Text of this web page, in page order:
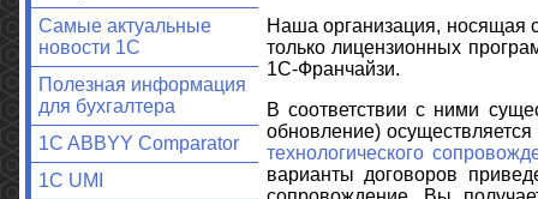
Самые актуальные
новости 1С
Полезная информация
для бухгалтера
1C ABBYY Comparator
1С UMI
Наша организация, носящая
только лицензионных
1С-Франчайзи.
В соответствии с ними
обновление)
технологического
варианты договоров